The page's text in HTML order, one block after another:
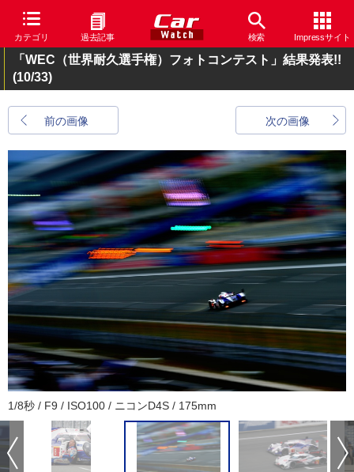
カテゴリ 過去記事 検索 Impressサイト
「WEC（世界耐久選手権）フォトコンテスト」結果発表!!
(10/33)
前の画像 次の画像
1/8秒 / F9 / ISO100 / ニコンD4S / 175mm